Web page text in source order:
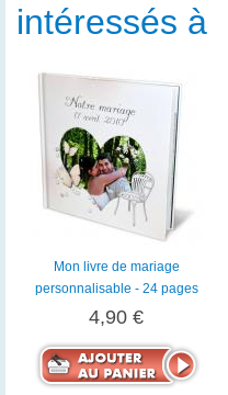
intéressés à
Mon livre de mariage
personnalisable - 24 pages
4,90 €